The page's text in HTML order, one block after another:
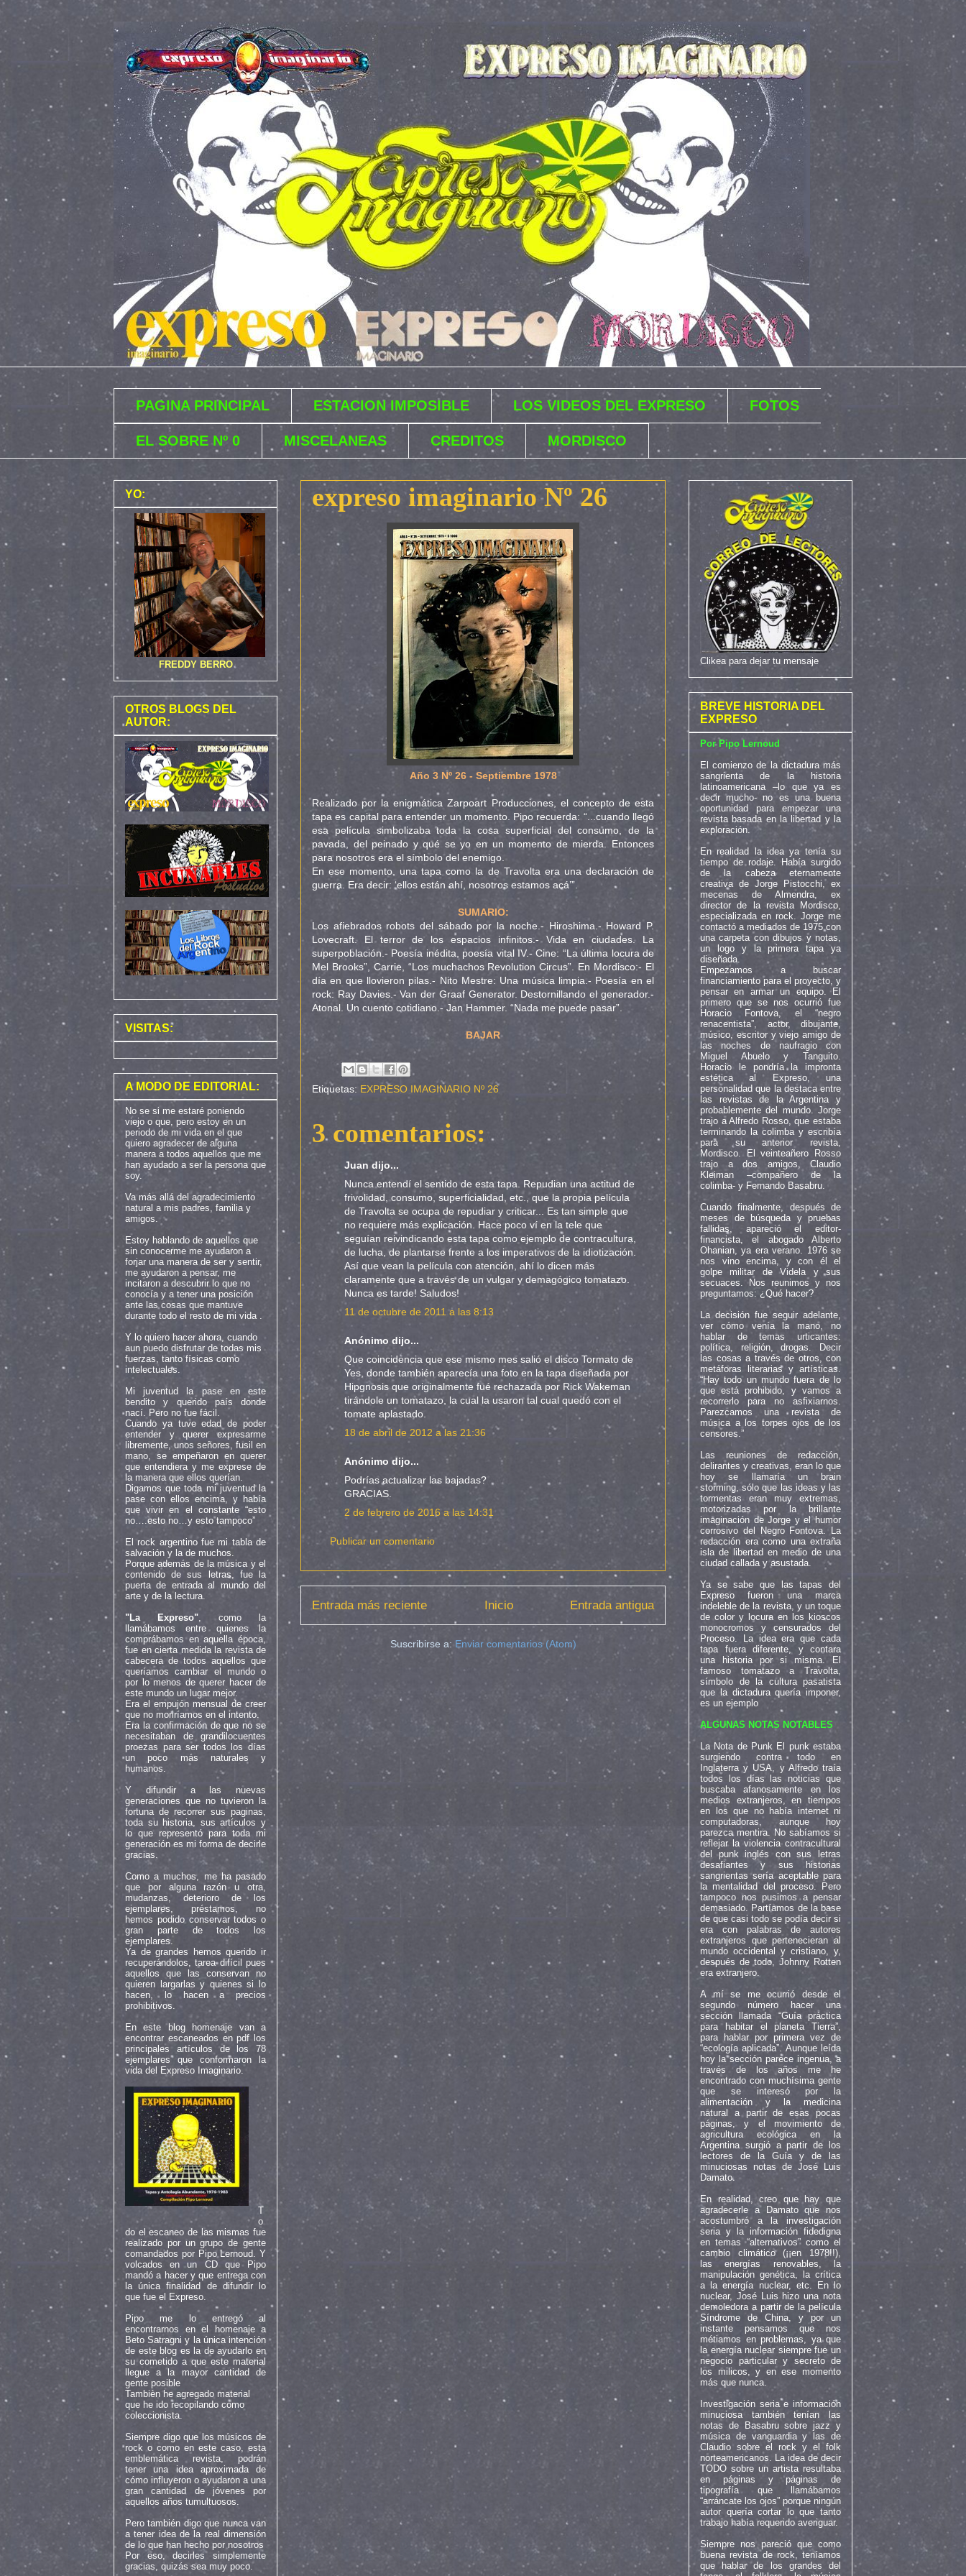
PAGINA PRINCIPAL ESTACION IMPOSIBLE LOS VIDEOS DEL EXPRESO FOTOS
EL SOBRE Nº 0 MISCELANEAS CREDITOS MORDISCO
expreso imaginario Nº 26
Año 3 Nº 26 - Septiembre 1978
Realizado por la enigmática Zarpoart Producciones, el concepto de esta
tapa es capital para entender un momento. Pipo recuerda: “...cuando llegó
esa película simbolizaba toda la cosa superficial del consumo, de la
pavada, del peinado y qué se yo en un momento de mierda. Entonces
para nosotros era el símbolo del enemigo.
En ese momento, una tapa como la de Travolta era una declaración de
guerra. Era decir: ‘ellos están ahí, nosotros estamos acá’”.
SUMARIO:
Los afiebrados robots del sábado por la noche.- Hiroshima.- Howard P.
Lovecraft. El terror de los espacios infinitos.- Vida en ciudades. La
superpoblación.- Poesía inédita, poesía vital IV.- Cine: “La última locura de
Mel Brooks”, Carrie, “Los muchachos Revolution Circus”. En Mordisco:- El
día en que llovieron pilas.- Nito Mestre: Una música limpia.- Poesía en el
rock: Ray Davies.- Van der Graaf Generator. Destornillando el generador.-
Atonal. Un cuento cotidiano.- Jan Hammer. “Nada me puede pasar”.
BAJAR
Etiquetas: EXPRESO IMAGINARIO Nº 26
3 comentarios:
Juan dijo...
Nunca entendí el sentido de esta tapa. Repudian una actitud de
frivolidad, consumo, superficialidad, etc., que la propia película
de Travolta se ocupa de repudiar y criticar... Es tan simple que
no requiere más explicación. Hace poco ví en la tele que
seguían reivindicando esta tapa como ejemplo de contracultura,
de lucha, de plantarse frente a los imperativos de la idiotización.
Así que vean la película con atención, ahí lo dicen más
claramente que a través de un vulgar y demagógico tomatazo.
Nunca es tarde! Saludos!
11 de octubre de 2011 a las 8:13
Anónimo dijo...
Que coincidencia que ese mismo mes salió el disco Tormato de
Yes, donde también aparecía una foto en la tapa diseñada por
Hipgnosis que originalmente fué rechazada por Rick Wakeman
tirándole un tomatazo, la cual la usaron tal cual quedó con el
tomate aplastado.
18 de abril de 2012 a las 21:36
Anónimo dijo...
Podrías actualizar las bajadas?
GRACIAS.
2 de febrero de 2016 a las 14:31
Publicar un comentario
Entrada más reciente Entrada antigua
Inicio
Suscribirse a: Enviar comentarios (Atom)
YO:
FREDDY BERRO
OTROS BLOGS DEL
AUTOR:
VISITAS:
A MODO DE EDITORIAL:
No se si me estaré poniendo
viejo o que, pero estoy en un
periodo de mi vida en el que
quiero agradecer de alguna
manera a todos aquellos que me
han ayudado a ser la persona que
soy.
Va más allá del agradecimiento
natural a mis padres, familia y
amigos.
Estoy hablando de aquellos que
sin conocerme me ayudaron a
forjar una manera de ser y sentir,
me ayudaron a pensar, me
incitaron a descubrir lo que no
conocía y a tener una posición
ante las cosas que mantuve
durante todo el resto de mi vida .
Y lo quiero hacer ahora, cuando
aun puedo disfrutar de todas mis
fuerzas, tanto físicas como
intelectuales.
Mi juventud la pase en este
bendito y querido país donde
nací. Pero no fue fácil.
Cuando ya tuve edad de poder
entender y querer expresarme
libremente, unos señores, fusil en
mano, se empeñaron en querer
que entendiera y me exprese de
la manera que ellos querían.
Digamos que toda mi juventud la
pase con ellos encima, y había
que vivir en el constante “esto
no….esto no…y esto tampoco”
El rock argentino fue mi tabla de
salvación y la de muchos.
Porque además de la música y el
contenido de sus letras, fue la
puerta de entrada al mundo del
arte y de la lectura.
"La Expreso", como la
llamábamos entre quienes la
comprábamos en aquella época,
fue en cierta medida la revista de
cabecera de todos aquellos que
queríamos cambiar el mundo o
por lo menos de querer hacer de
este mundo un lugar mejor.
Era el empujón mensual de creer
que no moriríamos en el intento.
Era la confirmación de que no se
necesitaban de grandilocuentes
proezas para ser todos los días
un poco más naturales y
humanos.
Y difundir a las nuevas
generaciones que no tuvieron la
fortuna de recorrer sus paginas,
toda su historia, sus artículos y
lo que representó para toda mi
generación es mi forma de decirle
gracias.
Como a muchos, me ha pasado
que por alguna razón u otra,
mudanzas, deterioro de los
ejemplares, préstamos, no
hemos podido conservar todos o
gran parte de todos los
ejemplares.
Ya de grandes hemos querido ir
recuperándolos, tarea difícil pues
aquellos que las conservan no
quieren largarlas y quienes si lo
hacen, lo hacen a precios
prohibitivos.
En este blog homenaje van a
encontrar escaneados en pdf los
principales artículos de los 78
ejemplares que conformaron la
vida del Expreso Imaginario.
T
o
do el escaneo de las mismas fue
realizado por un grupo de gente
comandados por Pipo Lernoud. Y
volcados en un CD que Pipo
mandó a hacer y que entrega con
la única finalidad de difundir lo
que fue el Expreso.
Pipo me lo entregó al
encontrarnos en el homenaje a
Beto Satragni y la única intención
de este blog es la de ayudarlo en
su cometido a que este material
llegue a la mayor cantidad de
gente posible
Tambièn he agregado material
que he ido recopilando como
coleccionista.
Siempre digo que los músicos de
rock o como en este caso, esta
emblemática revista, podrán
tener una idea aproximada de
cómo influyeron o ayudaron a una
gran cantidad de jóvenes por
aquellos años tumultuosos.
Pero también digo que nunca van
a tener idea de la real dimensión
de lo que han hecho por nosotros
Por eso, decirles simplemente
gracias, quizás sea muy poco.
Clikea para dejar tu mensaje
BREVE HISTORIA DEL
EXPRESO
Por Pipo Lernoud
El comienzo de la dictadura más
sangrienta de la historia
latinoamericana –lo que ya es
decir mucho- no es una buena
oportunidad para empezar una
revista basada en la libertad y la
exploración.
En realidad la idea ya tenía su
tiempo de rodaje. Había surgido
de la cabeza eternamente
creativa de Jorge Pistocchi, ex
mecenas de Almendra, ex
director de la revista Mordisco,
especializada en rock. Jorge me
contactó a mediados de 1975 con
una carpeta con dibujos y notas,
un logo y la primera tapa ya
diseñada.
Empezamos a buscar
financiamiento para el proyecto, y
pensar en armar un equipo. El
primero que se nos ocurrió fue
Horacio Fontova, el “negro
renacentista”, actor, dibujante,
músico, escritor y viejo amigo de
las noches de naufragio con
Miguel Abuelo y Tanguito.
Horacio le pondría la impronta
estética al Expreso, una
personalidad que la destaca entre
las revistas de la Argentina y
probablemente del mundo. Jorge
trajo a Alfredo Rosso, que estaba
terminando la colimba y escribía
para su anterior revista,
Mordisco. El veinteañero Rosso
trajo a dos amigos, Claudio
Kleiman –compañero de la
colimba- y Fernando Basabru.
Cuando finalmente, después de
meses de búsqueda y pruebas
fallidas, apareció el editor-
financista, el abogado Alberto
Ohanian, ya era verano. 1976 se
nos vino encima, y con él el
golpe militar de Videla y sus
secuaces. Nos reunimos y nos
preguntamos: ¿Qué hacer?
La decisión fue seguir adelante,
ver cómo venía la mano, no
hablar de temas urticantes:
política, religión, drogas. Decir
las cosas a través de otros, con
metáforas literarias y artísticas.
“Hay todo un mundo fuera de lo
que está prohibido, y vamos a
recorrerlo para no asfixiarnos.
Parezcamos una revista de
música a los torpes ojos de los
censores.”
Las reuniones de redacción,
delirantes y creativas, eran lo que
hoy se llamaría un brain
storming, sólo que las ideas y las
tormentas eran muy extremas,
motorizadas por la brillante
imaginación de Jorge y el humor
corrosivo del Negro Fontova. La
redacción era como una extraña
isla de libertad en medio de una
ciudad callada y asustada.
Ya se sabe que las tapas del
Expreso fueron una marca
indeleble de la revista, y un toque
de color y locura en los kioscos
monocromos y censurados del
Proceso. La idea era que cada
tapa fuera diferente, y contara
una historia por si misma. El
famoso tomatazo a Travolta,
símbolo de la cultura pasatista
que la dictadura quería imponer,
es un ejemplo
ALGUNAS NOTAS NOTABLES
La Nota de Punk El punk estaba
surgiendo contra todo en
Inglaterra y USA, y Alfredo traía
todos los días las noticias que
buscaba afanosamente en los
medios extranjeros, en tiempos
en los que no había internet ni
computadoras, aunque hoy
parezca mentira. No sabíamos si
reflejar la violencia contracultural
del punk inglés con sus letras
desafiantes y sus historias
sangrientas sería aceptable para
la mentalidad del proceso. Pero
tampoco nos pusimos a pensar
demasiado. Partíamos de la base
de que casi todo se podía decir si
era con palabras de autores
extranjeros que pertenecieran al
mundo occidental y cristiano, y,
después de todo, Johnny Rotten
era extranjero.
A mí se me ocurrió desde el
segundo número hacer una
sección llamada “Guía práctica
para habitar el planeta Tierra”,
para hablar por primera vez de
“ecología aplicada”. Aunque leída
hoy la sección parece ingenua, a
través de los años me he
encontrado con muchísima gente
que se interesó por la
alimentación y la medicina
natural a partir de esas pocas
páginas, y el movimiento de
agricultura ecológica en la
Argentina surgió a partir de los
lectores de la Guía y de las
minuciosas notas de José Luis
Damato.
En realidad, creo que hay que
agradecerle a Damato que nos
acostumbró a la investigación
seria y la información fidedigna
en temas “alternativos” como el
cambio climático (¡¡en 1978!!),
las energías renovables, la
manipulación genética, la crítica
a la energía nuclear, etc. En lo
nuclear, José Luis hizo una nota
demoledora a partir de la película
Síndrome de China, y por un
instante pensamos que nos
métiamos en problemas, ya que
la energía nuclear siempre fue un
negocio particular y secreto de
los milicos, y en ese momento
más que nunca.
Investigación seria e información
minuciosa también tenían las
notas de Basabru sobre jazz y
música de vanguardia y las de
Claudio sobre el rock y el folk
norteamericanos. La idea de decir
TODO sobre un artista resultaba
en páginas y páginas de
tipografía que llamábamos
“arráncate los ojos” porque ningún
autor quería cortar lo que tanto
trabajo había requerido averiguar.
Siempre nos pareció que como
buena revista de rock, teníamos
que hablar de los grandes del